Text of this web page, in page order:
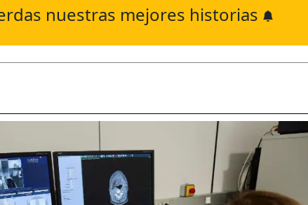
nuestras mejores historias